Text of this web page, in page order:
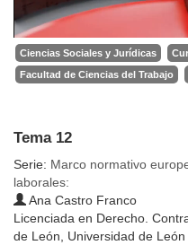
Ciencias Sociales y Jurídicas
Facultad de Ciencias del Trabajo
Tema 12
Serie: Marco normativo
laborales:
Ana Castro Franco
Licenciada en Derecho.
de León, Universidad de León